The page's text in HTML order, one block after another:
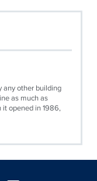
any other building
as much as
opened in 1986,